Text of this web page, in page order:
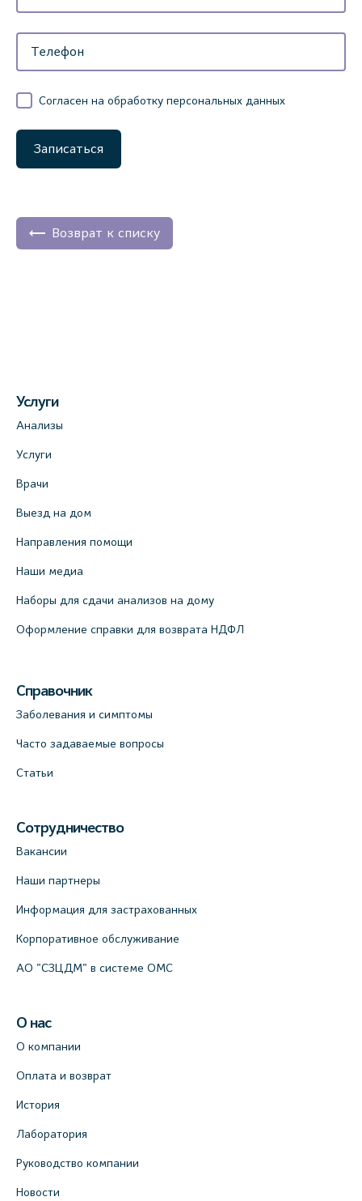
Согласен на обработку персональных данных
Записаться
Возврат к списку
Услуги
Анализы
Услуги
Врачи
Выезд на дом
Направления помощи
Наши медиа
Наборы для сдачи анализов на дому
Оформление справки для возврата НДФЛ
Справочник
Заболевания и симптомы
Часто задаваемые вопросы
Статьи
Сотрудничество
Вакансии
Наши партнеры
Информация для застрахованных
Корпоративное обслуживание
АО "СЗЦДМ" в системе ОМС
О нас
О компании
Оплата и возврат
История
Лаборатория
Руководство компании
Новости